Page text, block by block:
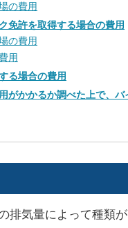
の費用
免許を取得する場合の費用
の費用
用
る場合の費用
がかかるか調べた上で、
排気量によって種類